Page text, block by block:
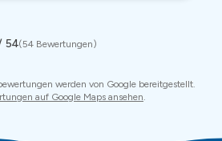
von 24 Stunden.